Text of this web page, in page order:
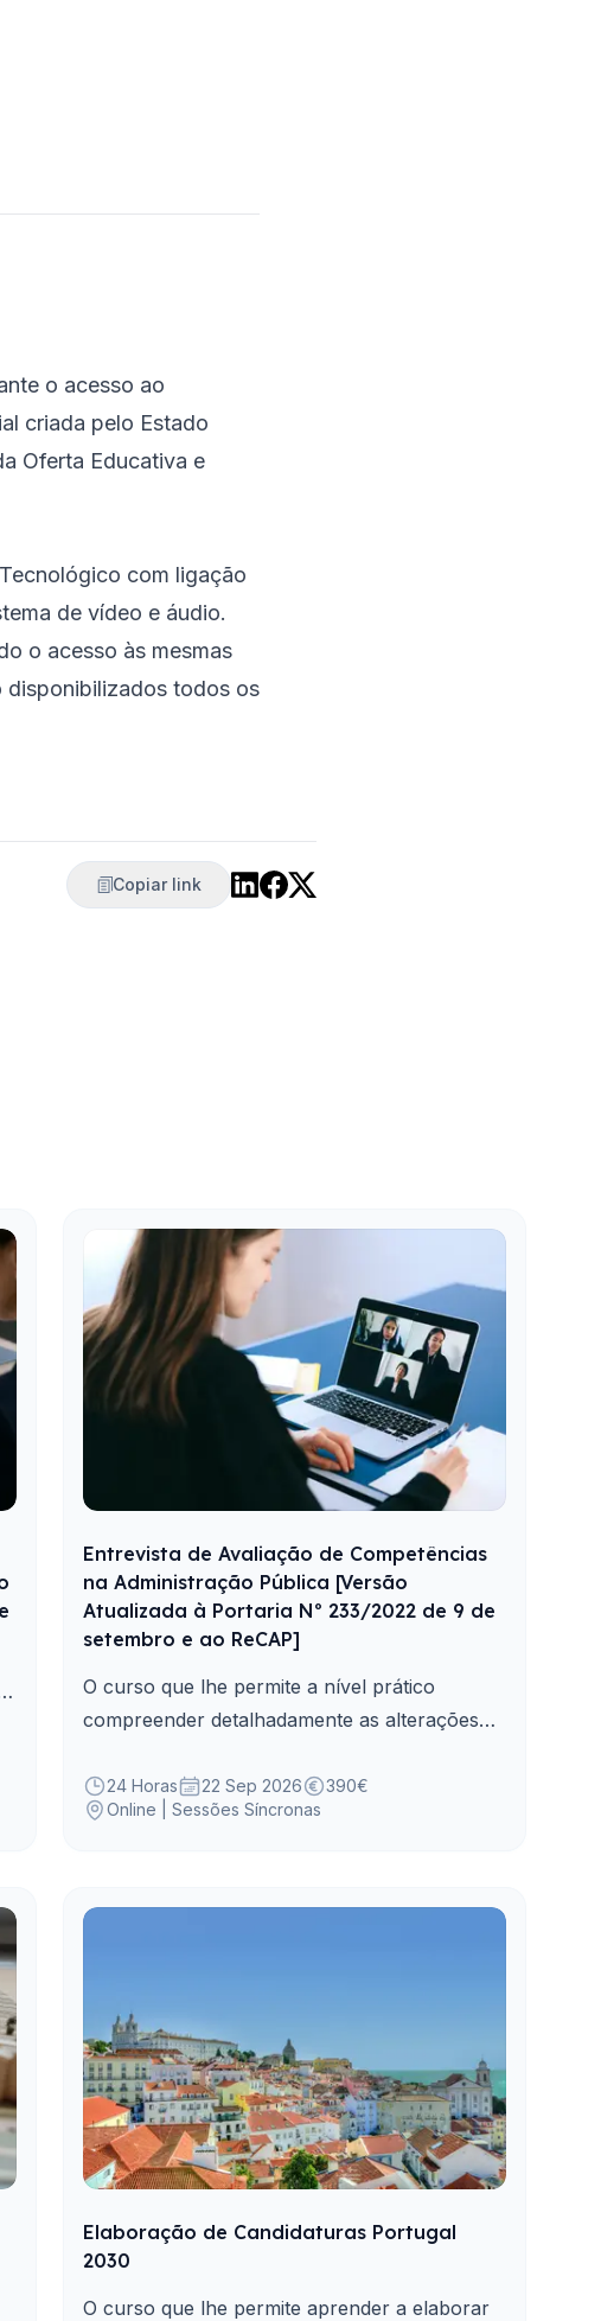
o acesso ao
criada pelo Estado
Oferta Educativa e
com ligação
de vídeo e áudio.
o acesso às mesmas
disponibilizados todos os
Copiar link
Entrevista de Avaliação de Competências
na Administração Pública [Versão
Atualizada à Portaria Nº 233/2022 de 9 de
setembro e ao ReCAP]
O curso que lhe permite a nível prático
compreender detalhadamente as alterações
inerente à aplicação da Entrevista de Avaliação
de Competências.
24 Horas 22 Sep 2026
390€
Online | Sessões Síncronas
Elaboração de Candidaturas Portugal
2030
O curso que lhe permite aprender a elaborar